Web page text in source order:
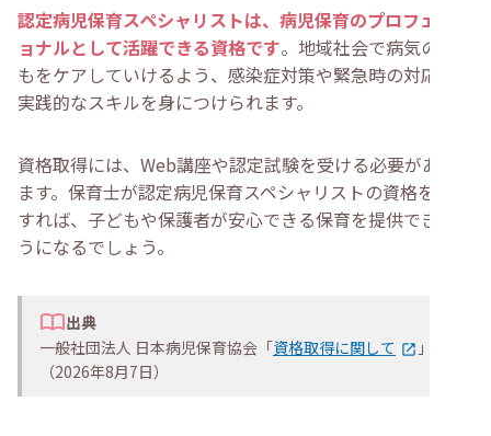
認定病児保育スペシャリストは、病児保育のプロフェッシ
ョナルとして活躍できる資格です。地域社会で病気の子ど
もをケアしていけるよう、感染症対策や緊急時の対応など
実践的なスキルを身につけられます。
資格取得には、Web講座や認定試験を受ける必要があり
ます。保育士が認定病児保育スペシャリストの資格を取得
すれば、子どもや保護者が安心できる保育を提供できるよ
うになるでしょう。
出典
一般社団法人 日本病児保育協会「資格取得に関して
」
（2026年8月7日）